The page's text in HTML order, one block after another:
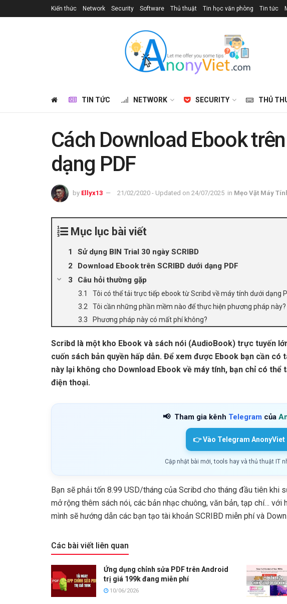
Kiến thức Network Security Software Thủ thuật Tin học văn phòng Tin tức
TIN TỨC NETWORK SECURITY THỦ
Cách Download Ebook
dạng PDF
by Ellyx13 21/02/2020 - Updated on 24/07/2025 in Mẹo Vặt Máy
Mục lục bài viết
Sử dụng BIN Trial 30 ngày SCRIBD
Download Ebook trên SCRIBD dưới dạng PDF
Câu hỏi thường gặp
Tôi có thể tải trực tiếp ebook từ Scribd về máy tính dưới dạng
Tôi cần những phần mềm nào để thực hiện phương pháp này?
Phương pháp này có mất phí không?
Scribd là một kho Ebook và sách nói (AudioBook) trực tuyến
cuốn sách bản quyền hấp dẫn. Để xem được Ebook bạn cần có
này lại không cho Download Ebook về máy tính, bạn chỉ có
điện thoại.
📢 Tham gia kênh Telegram của
👉 Vào Telegram AnonyViet
Cập nhật bài mới, tools hay và thủ thuật IT
Bạn sẽ phải tốn 8.99 USD/tháng của Scribd cho tháng đầu tiên khi
mở rộng thêm sách nói, các bản nhạc chuông, văn bản, tạp chí… với
mình sẽ hướng dẫn các bạn tạo tài khoản SCRIBD miễn phí và
Các bài viết liên quan
Ứng dụng chỉnh sửa PDF trên Android
trị giá 199k đang miễn phí
10/06/2026